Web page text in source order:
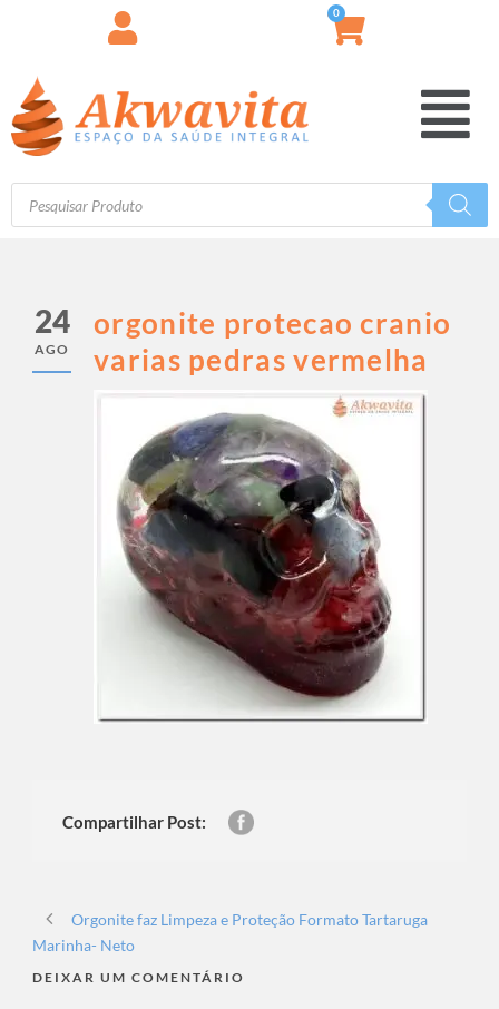
0
24
AGO
orgonite protecao cranio
varias pedras vermelha
Compartilhar Post:
Orgonite faz Limpeza e Proteção Formato Tartaruga
Marinha- Neto
DEIXAR UM COMENTÁRIO